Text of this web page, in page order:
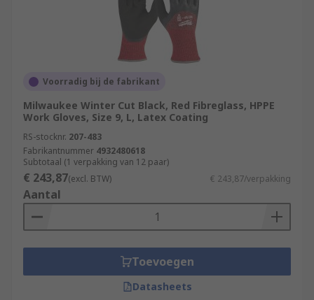
Voorradig bij de fabrikant
Milwaukee Winter Cut Black, Red Fibreglass, HPPE
Work Gloves, Size 9, L, Latex Coating
RS-stocknr. 207-483
Fabrikantnummer 4932480618
Subtotaal (1 verpakking van 12 paar)
€ 243,87(excl. BTW) € 243,87/verpakking
Aantal
Toevoegen
Datasheets